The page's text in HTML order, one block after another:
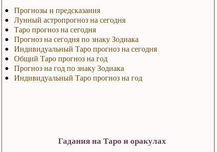
Прогнозы и предсказания
Лунный астропрогноз на сегодня
Таро прогноз на сегодня
Прогноз на сегодня по знаку Зодиака
Индивидуальный Таро прогноз на сегодня
Общий Таро прогноз на год
Прогноз на год по знаку Зодиака
Индивидуальный Таро прогноз на год
Гадания на Таро и оракулах